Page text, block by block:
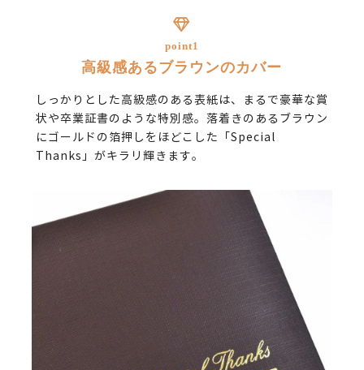
point1
高級感あるブラウンのカバー
しっかりとした高級感のある表紙は、まるで豪華な賞
状や卒業証書のような特別感。落着きのあるブラウン
にゴールドの箔押しをほどこした「Special
Thanks」がキラリ輝きます。